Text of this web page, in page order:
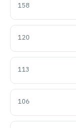
158
120
113
106